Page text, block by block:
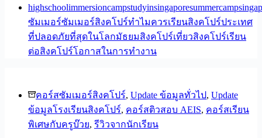
highschoolimmersioncampstudyinsingapore
ซัมเมอร์ซัมเมอร์สิงคโปร์ทำไมควรเรียนสิงคโปร์ประเทศ
ที่ปลอดภัยที่สุดในโลกมัธยมสิงคโปร์เที่ยวสิงคโปร์เรียน
ต่อสิงคโปร์โอกาสในการทำงาน
คอร์สซัมเมอร์สิงคโปร์, Update ข้อมูลทั่วไป, Update
ข้อมูลโรงเรียนสิงคโปร์, คอร์สติวสอบ AEIS, คอร์สเรียน
พิเศษกับครูบ๊วย, รีวิวจากนักเรียน